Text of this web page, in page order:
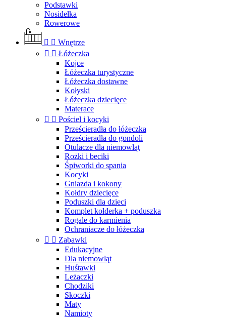
Podstawki
Nosidełka
Rowerowe
  Wnętrze
  Łóżeczka
Kojce
Łóżeczka turystyczne
Łóżeczka dostawne
Kołyski
Łóżeczka dziecięce
Materace
  Pościel i kocyki
Prześcieradła do łóżeczka
Prześcieradła do gondoli
Otulacze dla niemowląt
Rożki i beciki
Śpiworki do spania
Kocyki
Gniazda i kokony
Kołdry dziecięce
Poduszki dla dzieci
Komplet kołderka + poduszka
Rogale do karmienia
Ochraniacze do łóżeczka
  Zabawki
Edukacyjne
Dla niemowląt
Huśtawki
Leżaczki
Chodziki
Skoczki
Maty
Namioty